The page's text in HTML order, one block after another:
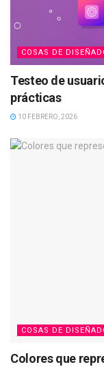
COSAS DE
Testeo de
prácticas
10 FEBRERO, 2026
COSAS DE
Colores que